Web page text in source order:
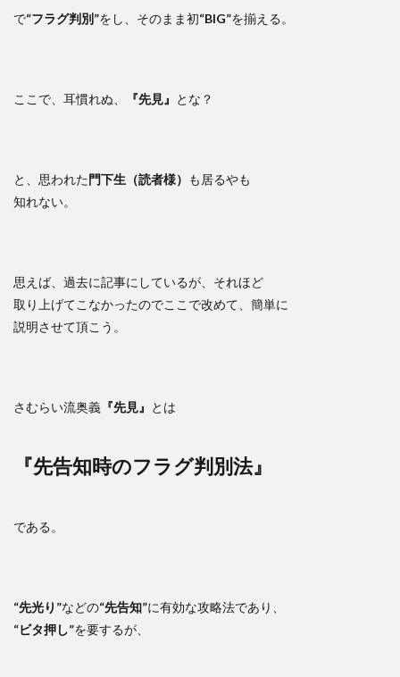
で“フラグ判別”をし、そのまま初“BIG”を揃える。
ここで、耳慣れぬ、 『先見』 とな？
と、思われた門下生（読者様） も居るやも
知れない。
思えば、過去に記事にしているが、それほど
取り上げてこなかったのでここで改めて、簡単に
説明させて頂こう。
さむらい流奥義 『先見』 とは
『先告知時のフラグ判別法』
である。
“先光り”などの“先告知”に有効な攻略法であり、
“ビタ押し”を要するが、